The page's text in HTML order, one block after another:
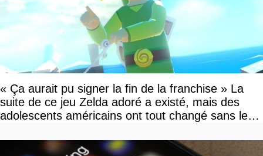
« Ça aurait pu signer la fin de la franchise » La
suite de ce jeu Zelda adoré a existé, mais des
adolescents américains ont tout changé sans le